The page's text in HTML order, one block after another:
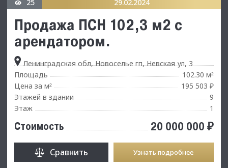
25 29.02.2024
Продажа ПСН 102,3 м2 с
арендатором.
Ленинградская обл, Новоселье гп, Невская ул, 3
Площадь
102.30 м²
Цена за м²
195 503 ₽
Этажей в здании
9
Этаж
1
Стоимость 20 000 000 ₽
Сравнить Узнать подробнее